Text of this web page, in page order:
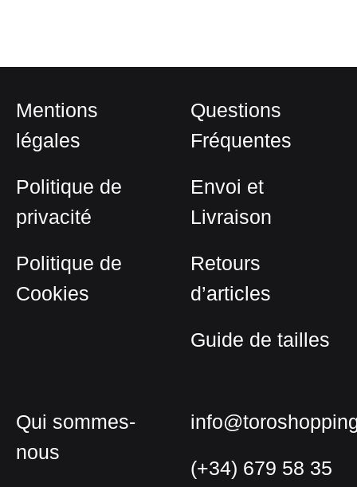
Mentions
légales
Politique de
privacité
Politique de
Cookies
Questions
Fréquentes
Envoi et
Livraison
Retours
d’articles
Guide de tailles
Qui sommes-
nous
(+34) 679 58 35